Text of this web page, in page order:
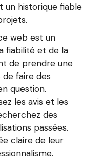
un historique fiable
web est un
fiabilité et de la
de prendre une
faire des
question.
les avis et les
des
passées.
claire de leur